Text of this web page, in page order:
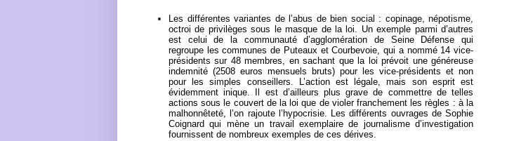
Les différentes variantes de l’abus de bien social : copinage, népotisme,
octroi de privilèges sous le masque de la loi. Un exemple parmi d’autres
est celui de la communauté d’agglomération de Seine Défense qui
regroupe les communes de Puteaux et Courbevoie, qui a nommé 14 vice-
présidents sur 48 membres, en sachant que la loi prévoit une généreuse
indemnité (2508 euros mensuels bruts) pour les vice-présidents et non
pour les simples conseillers. L’action est légale, mais son esprit est
évidemment inique. Il est d’ailleurs plus grave de commettre de telles
actions sous le couvert de la loi que de violer franchement les règles : à la
malhonnêteté, l’on rajoute l’hypocrisie. Les différents ouvrages de Sophie
Coignard qui mène un travail exemplaire de journalisme d’investigation
fournissent de nombreux exemples de ces dérives.